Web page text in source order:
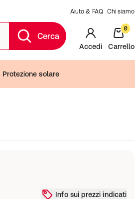
Aiuto & FAQ Chi siamo
Cerca
Accedi
0
Carrello
Protezione solare
Info sui prezzi indicati